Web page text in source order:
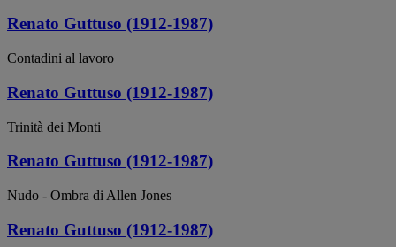
Renato Guttuso (1912-1987)
Contadini al lavoro
Renato Guttuso (1912-1987)
Trinità dei Monti
Renato Guttuso (1912-1987)
Nudo - Ombra di Allen Jones
Renato Guttuso (1912-1987)